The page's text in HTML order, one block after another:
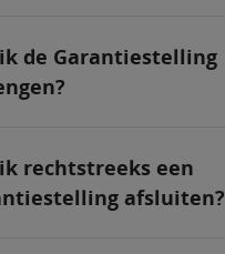
de Garantiestelling
rechtstreeks een
afsluiten?